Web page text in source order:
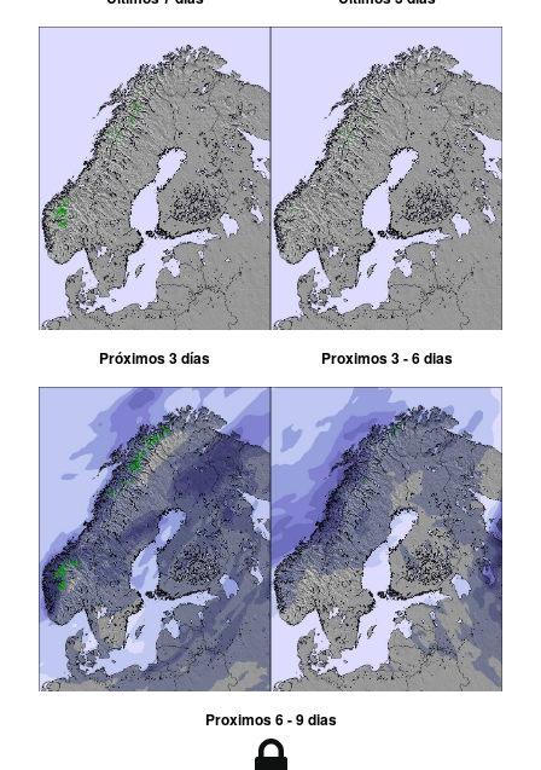
Próximos 3 días Proximos 3 - 6 dias
Proximos 6 - 9 dias